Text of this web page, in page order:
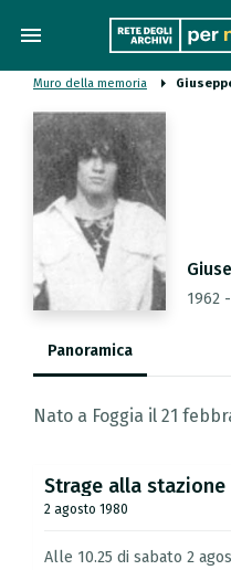
menu
Muro della memoria
1962
Panoramica
Nato a Foggia il 21
Strage alla stazione
2 agosto 1980
Alle 10.25 di sabato 2